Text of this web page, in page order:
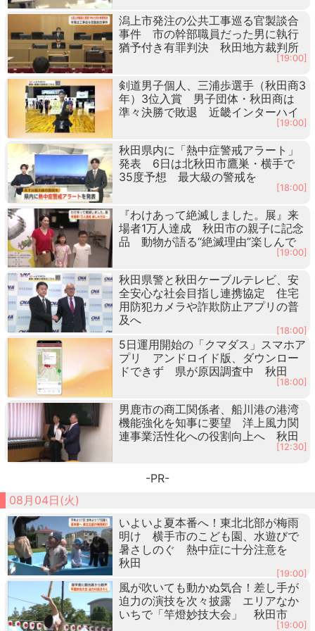
潟上市発注の公共工事巡る官製談合
事件 市の幹部職員だった男に執行
猶予付き有罪判決 秋田地方裁判所
[19:00]
剣道男子個人、三浦歩選手（秋田商3
年）3位入賞 男子団体・秋田商は
準々決勝で敗退 近畿インターハイ
[19:00]
秋田県内に「熱中症警戒アラート」
発表 6日は北秋田市鷹巣・横手で
35度予想 最大級の警戒を
[18:00]
『わけあって絶滅しました。展』来
場者1万人達成 秋田市の親子に記念
品 動物が語る“絶滅理由”楽しんで
[19:00]
秋田県警と秋田ケーブルテレビ、安
全安心な社会目指し連携協定 住宅
用防犯カメラや詐欺防止アプリの普
及へ
[18:00]
5日運用開始の「クマダス」スマホア
プリ アンドロイド版、ダウンロー
ドできず 県が原因調査中 秋田
[18:00]
男鹿市の商工関係者、船川港の港湾
機能強化を知事に要望 洋上風力関
連事業活性化への役割向上へ 秋田
[12:30]
-PR-
08月04日(火)
いよいよ夏本番へ！東北北部が梅雨
明け 横手市のこども園、水遊びで
暑さしのぐ 熱中症に十分注意を
秋田
[19:00]
風が吹いても動かぬ気合！差し手が
迫力の演技を次々披露 エリアなか
いちで「竿燈妙技大会」 秋田市
[19:00]